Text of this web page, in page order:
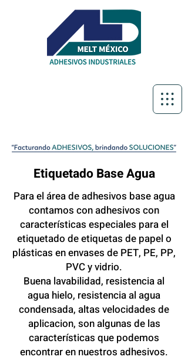
Etiquetado Base Agua
Para el área de adhesivos base agua
contamos con adhesivos con
características especiales para el
etiquetado de etiquetas de papel o
plásticas en envases de PET, PE, PP,
PVC y vidrio.
Buena lavabilidad, resistencia al
agua hielo, resistencia al agua
condensada, altas velocidades de
aplicacion, son algunas de las
características que podemos
encontrar en nuestros adhesivos.